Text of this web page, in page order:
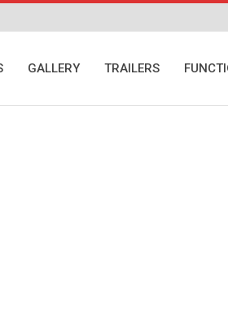
GALLERY TRAILERS